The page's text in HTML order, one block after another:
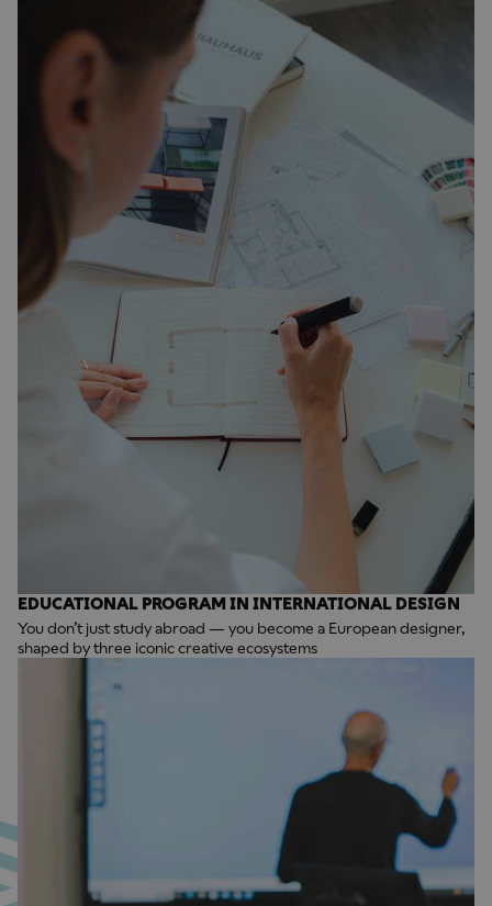
EDUCATIONAL PROGRAM IN INTERNATIONAL DESIGN
You don’t just study abroad — you become a European designer,
shaped by three iconic creative ecosystems